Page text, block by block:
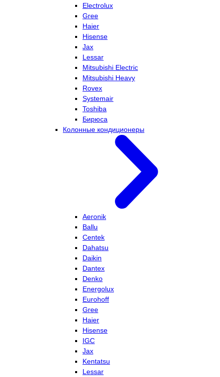
Electrolux
Gree
Haier
Hisense
Jax
Lessar
Mitsubishi Electric
Mitsubishi Heavy
Rovex
Systemair
Toshiba
Бирюса
Колонные кондиционеры
Aeronik
Ballu
Centek
Dahatsu
Daikin
Dantex
Denko
Energolux
Eurohoff
Gree
Haier
Hisense
IGC
Jax
Kentatsu
Lessar